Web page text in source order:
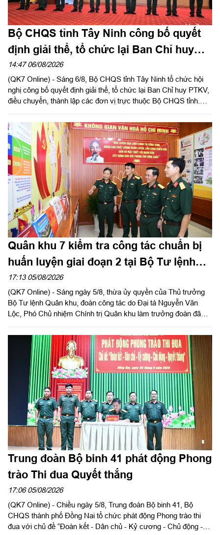
Bộ CHQS tỉnh Tây Ninh công bố quyết
định giải thể, tổ chức lại Ban Chỉ huy
phòng thủ khu vực
14:47 06/08/2026
(QK7 Online) - Sáng 6/8, Bộ CHQS tỉnh Tây Ninh tổ chức hội
nghị công bố quyết định giải thể, tổ chức lại Ban Chỉ huy PTKV,
điều chuyển, thành lập các đơn vị trực thuộc Bộ CHQS tỉnh.
Ngọc Hải, Phó Tham mưu trưởng Quân khu dự và phát biểu
chỉ đạo.
Quân khu 7 kiểm tra công tác chuẩn bị
huấn luyện giai đoạn 2 tại Bộ Tư lệnh
Thành phố Hồ Chí Minh
17:13 05/08/2026
(QK7 Online) - Sáng ngày 5/8, thừa ủy quyền của Thủ trưởng
Bộ Tư lệnh Quân khu, đoàn công tác do Đại tá Nguyễn Văn
Lộc, Phó Chủ nhiệm Chính trị Quân khu làm trưởng đoàn đã
năm 2026 tại Trung đoàn Minh Đạm và Ban Chỉ huy Quân sự
(CHQS) phường Tam Long (Bộ Tư lệnh TP Hồ Chí Minh).
Trung đoàn Bộ binh 41 phát động Phong
trào Thi đua Quyết thắng
17:06 05/08/2026
(QK7 Online) - Chiều ngày 5/8, Trung đoàn Bộ binh 41, Bộ
CHQS thành phố Đồng Nai tổ chức phát động Phong trào thi
đua với chủ đề “Đoàn kết - Dân chủ - Kỷ cương - Chủ động -